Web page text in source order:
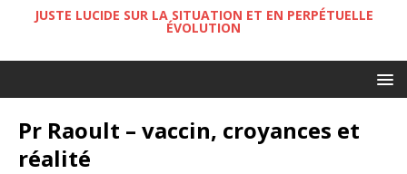
JUSTE LUCIDE SUR LA SITUATION ET EN PERPÉTUELLE
ÉVOLUTION
Pr Raoult – vaccin, croyances et
réalité